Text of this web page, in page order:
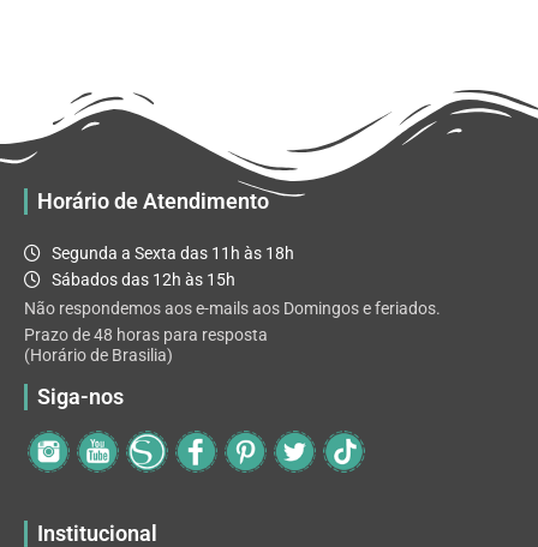
Horário de Atendimento
Segunda a Sexta das 11h às 18h
Sábados das 12h às 15h
Não respondemos aos e-mails aos Domingos e feriados.
Prazo de 48 horas para resposta
(Horário de Brasilia)
Siga-nos
Institucional